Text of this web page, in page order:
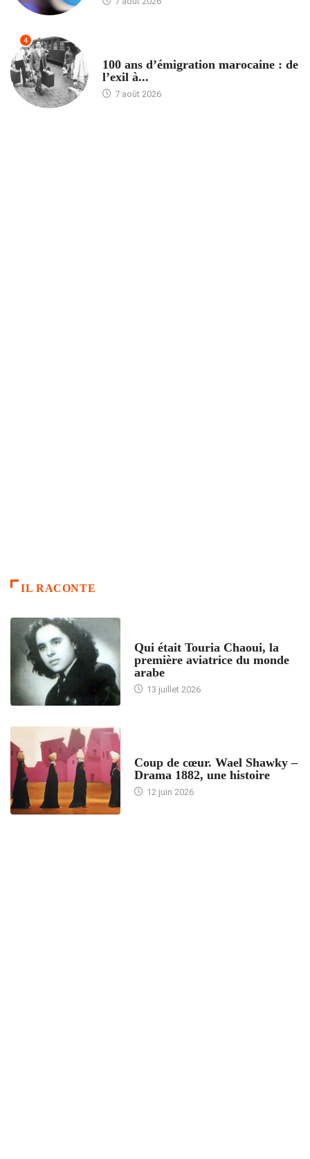
4
100 ans d’émigration marocaine : de
l’exil à...
7 août 2026
IL RACONTE
Qui était Touria Chaoui, la
première aviatrice du monde
arabe
13 juillet 2026
Coup de cœur. Wael Shawky –
Drama 1882, une histoire
12 juin 2026